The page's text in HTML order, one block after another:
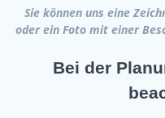
Sie können uns eine
oder ein Foto mit einer
Bei der